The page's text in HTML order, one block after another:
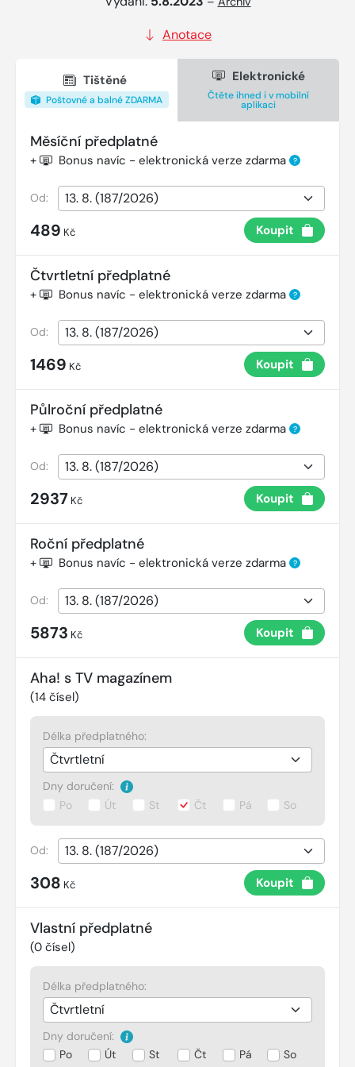
Anotace
Tištěné
Poštovné a balné ZDARMA
Elektronické
Čtěte ihned i v mobilní
aplikaci
Měsíční předplatné
+ Bonus navíc - elektronická verze zdarma ?
Od:
489 Kč Koupit
Čtvrtletní předplatné
+ Bonus navíc - elektronická verze zdarma ?
Od:
1469 Kč Koupit
Půlroční předplatné
+ Bonus navíc - elektronická verze zdarma ?
Od:
2937 Kč Koupit
Roční předplatné
+ Bonus navíc - elektronická verze zdarma ?
Od:
5873 Kč Koupit
Aha! s TV magazínem
(14 čísel)
Délka předplatného:
Dny doručení:
Po
Út St Čt Pá So
Od:
308 Kč Koupit
Vlastní předplatné
(0 čísel)
Délka předplatného:
Dny doručení:
Po
Út St Čt Pá So